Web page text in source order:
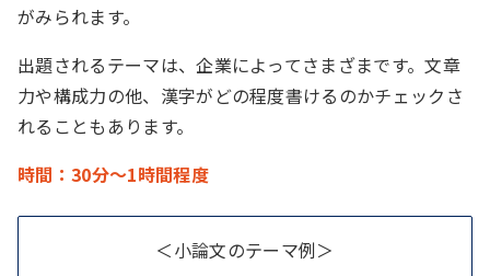
がみられます。
出題されるテーマは、企業によってさまざまです。文章
力や構成力の他、漢字がどの程度書けるのかチェックさ
れることもあります。
時間：30分～1時間程度
＜小論文のテーマ例＞